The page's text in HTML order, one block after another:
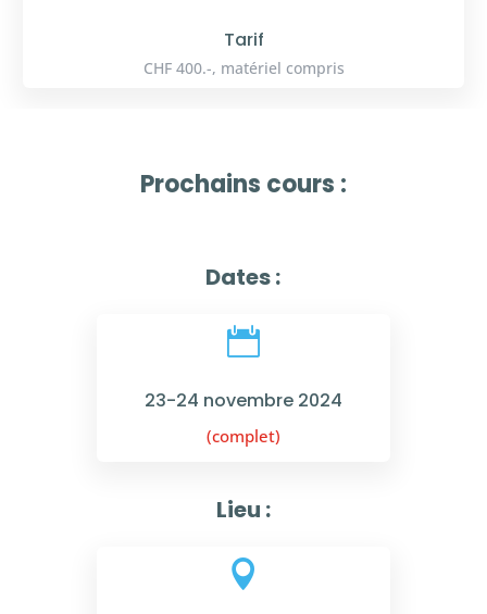
Tarif
CHF 400.-, matériel compris
Prochains cours :
Dates :

23-24 novembre 2024
(complet)
Lieu :
